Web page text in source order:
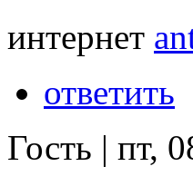
интернет
ответить
Гость | пт,